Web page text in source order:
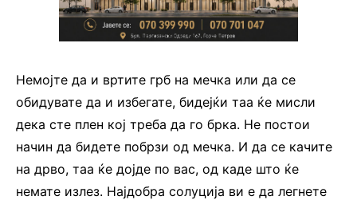
Немојте да и вртите грб на мечка или да се
обидувате да и избегате, бидејќи таа ќе мисли
дека сте плен кој треба да го брка. Не постои
начин да бидете побрзи од мечка. И да се качите
на дрво, таа ќе дојде по вас, од каде што ќе
немате излез. Најдобра солуција ви е да легнете